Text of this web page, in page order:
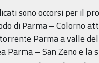
sono occorsi per il
di Parma – Colorno
Parma a valle
Parma – San Zeno e